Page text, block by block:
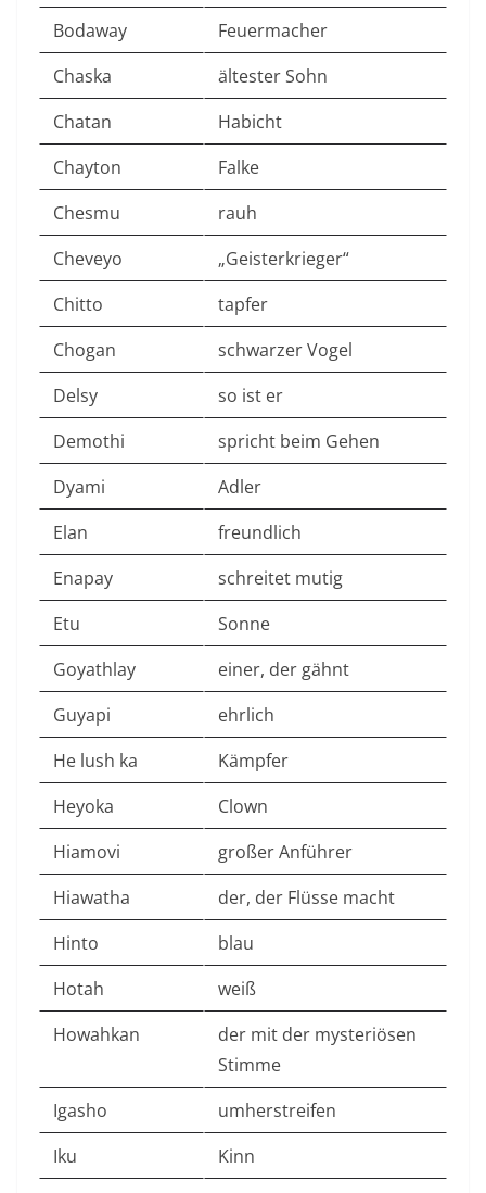
Bodaway
Feuermacher
Chaska
ältester Sohn
Chatan
Habicht
Chayton
Falke
Chesmu
rauh
Cheveyo
„Geisterkrieger“
Chitto
tapfer
Chogan
schwarzer Vogel
Delsy
so ist er
Demothi
spricht beim Gehen
Dyami
Adler
Elan
freundlich
Enapay
schreitet mutig
Etu
Sonne
Goyathlay
einer, der gähnt
Guyapi
ehrlich
He lush ka
Kämpfer
Heyoka
Clown
Hiamovi
großer Anführer
Hiawatha
der, der Flüsse macht
Hinto
blau
Hotah
weiß
Howahkan
der mit der mysteriösen
Stimme
Igasho
umherstreifen
Iku
Kinn